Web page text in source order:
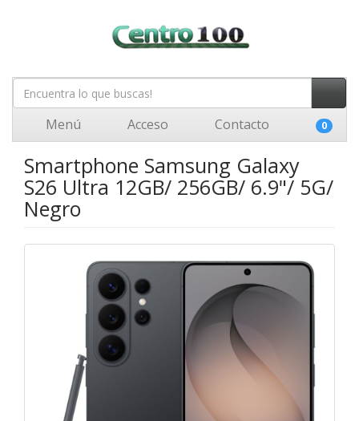
Menú Acceso Contacto 0
Smartphone Samsung Galaxy
S26 Ultra 12GB/ 256GB/ 6.9"/ 5G/
Negro